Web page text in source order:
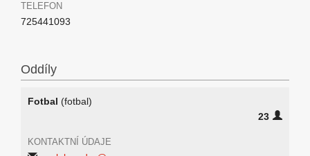
TELEFON
725441093
Oddíly
Fotbal (fotbal)
23
KONTAKTNÍ ÚDAJE